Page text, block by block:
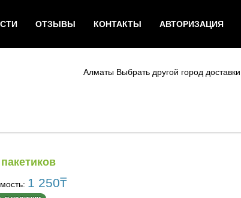
ОТЗЫВЫ КОНТАКТЫ АВТОРИЗАЦИЯ
Алматы Выбрать другой город доставки
1 250₸